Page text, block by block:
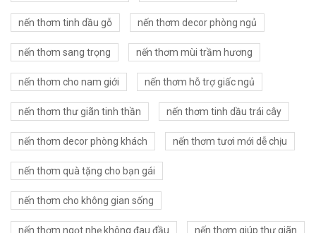
nến thơm tinh dầu gỗ nến thơm decor phòng ngủ
nến thơm sang trọng nến thơm mùi trầm hương
nến thơm cho nam giới nến thơm hỗ trợ giấc ngủ
nến thơm thư giãn tinh thần nến thơm tinh dầu trái cây
nến thơm decor phòng khách nến thơm tươi mới dễ chịu
nến thơm quà tặng cho bạn gái
nến thơm cho không gian sống
nến thơm ngọt nhẹ không đau đầu nến thơm giúp thư giãn